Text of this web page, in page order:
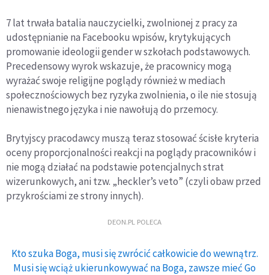
7 lat trwała batalia nauczycielki, zwolnionej z pracy za
udostępnianie na Facebooku wpisów, krytykujących
promowanie ideologii gender w szkołach podstawowych.
Precedensowy wyrok wskazuje, że pracownicy mogą
wyrażać swoje religijne poglądy również w mediach
społecznościowych bez ryzyka zwolnienia, o ile nie stosują
nienawistnego języka i nie nawołują do przemocy.
Brytyjscy pracodawcy muszą teraz stosować ścisłe kryteria
oceny proporcjonalności reakcji na poglądy pracowników i
nie mogą działać na podstawie potencjalnych strat
wizerunkowych, ani tzw. „heckler’s veto” (czyli obaw przed
przykrościami ze strony innych).
DEON.PL POLECA
Kto szuka Boga, musi się zwrócić całkowicie do wewnątrz.
Musi się wciąż ukierunkowywać na Boga, zawsze mieć Go